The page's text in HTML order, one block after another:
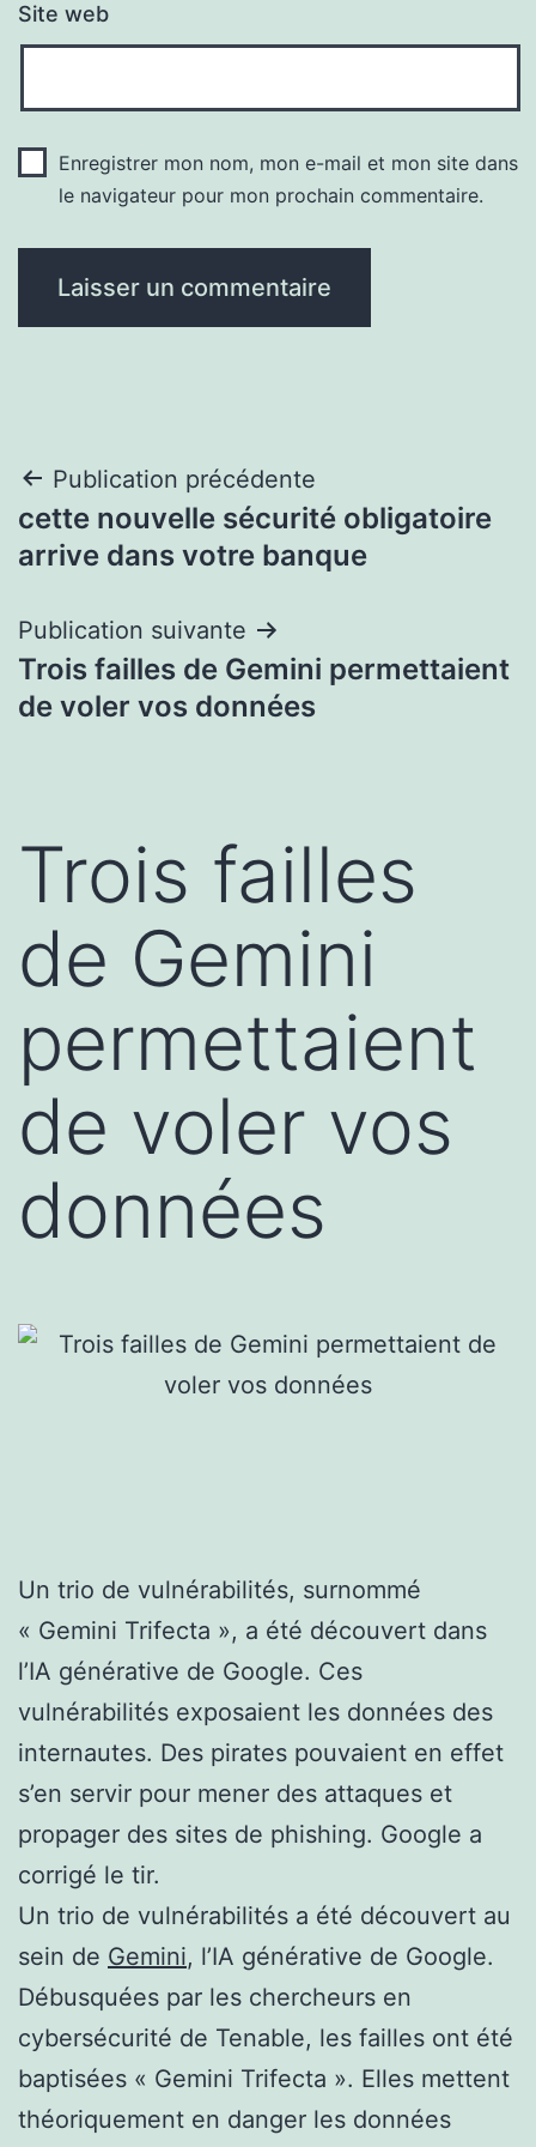
Site web
Enregistrer mon nom, mon e-mail et mon site dans
le navigateur pour mon prochain commentaire.
Navigation
de
Publication précédente
cette nouvelle sécurité obligatoire
arrive dans votre banque
Publication suivante
Trois failles de Gemini permettaient
de voler vos données
Trois failles
de Gemini
permettaient
de voler vos
données
Un trio de vulnérabilités, surnommé
« Gemini Trifecta », a été découvert dans
l’IA générative de Google. Ces
vulnérabilités exposaient les données des
internautes. Des pirates pouvaient en effet
s’en servir pour mener des attaques et
propager des sites de phishing. Google a
corrigé le tir.
Un trio de vulnérabilités a été découvert au
sein de Gemini, l’IA générative de Google.
Débusquées par les chercheurs en
cybersécurité de Tenable, les failles ont été
baptisées « Gemini Trifecta ». Elles mettent
théoriquement en danger les données